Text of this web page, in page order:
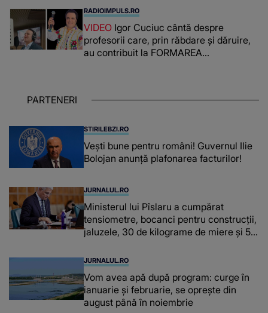
românca ucisă în Italia și ascunsă în
lada unui pat: " Îmi pare rău că nu am
reușit să fac mai mult pentru ea și..."
RADIOIMPULS.RO
VIDEO Igor Cuciuc cântă despre
profesorii care, prin răbdare și dăruire,
au contribuit la FORMAREA
chiar și după trecerea anilor: "De
PARTENERI
STIRILEBZI.RO
Vești bune pentru români! Guvernul Ilie
Bolojan anunță plafonarea facturilor!
JURNALUL.RO
Ministerul lui Pîslaru a cumpărat
tensiometre, bocanci pentru construcții,
jaluzele, 30 de kilograme de miere și 50
JURNALUL.RO
Vom avea apă după program: curge în
ianuarie și februarie, se oprește din
august până în noiembrie